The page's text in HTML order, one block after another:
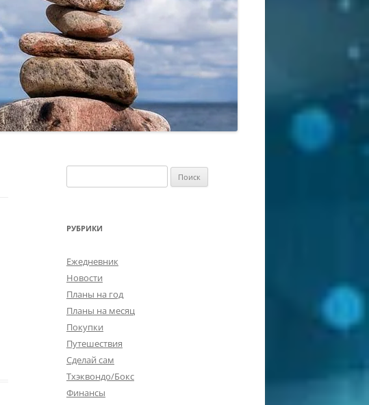
РУБРИКИ
Ежедневник
Новости
Планы на год
Планы на месяц
Покупки
Путешествия
Сделай сам
Тхэквондо/Бокс
Финансы